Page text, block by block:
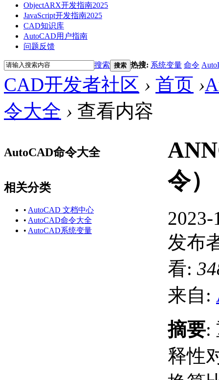
ObjectARX开发指南2025
JavaScript开发指南2025
CAD知识库
AutoCAD用户指南
问题反馈
搜索 搜索 热搜: 系统变量 命令
CAD开发者社区 › 首页 ›
令大全 › 查看内容
AutoCAD命令大全
相关分类
• AutoCAD 文档中心
• AutoCAD命令大全
• AutoCAD系统变量
令）
2023-
发布
看:
来自:
摘要:
释性